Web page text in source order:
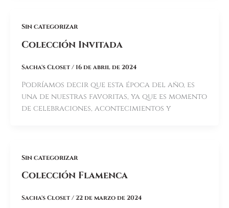
Sin categorizar
Colección Invitada
Sacha's Closet/ 16 de abril de 2024
Podríamos decir que esta época del año, es
una de nuestras favoritas, ya que es momento
de celebraciones, acontecimientos y
Sin categorizar
Colección Flamenca
Sacha's Closet/22 de marzo de 2024